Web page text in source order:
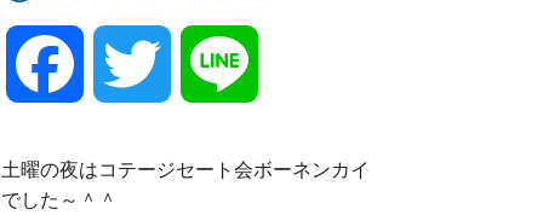
土曜の夜はコテージセート会ボーネンカイ
でした～＾＾